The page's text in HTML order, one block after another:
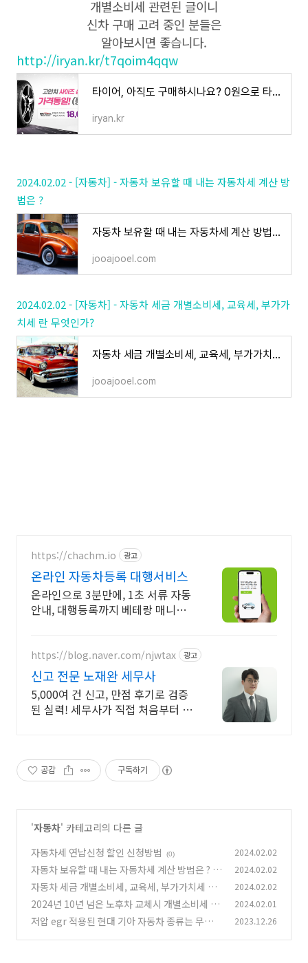
개별소비세 관련된 글이니
신차 구매 고려 중인 분들은
알아보시면 좋습니다.
http://iryan.kr/t7qoim4qqw
타이어, 아직도 구매하시나요? 0원으로 타이어 렌탈 하는 법 !
iryan.kr
2024.02.02 - [자동차] - 자동차 보유할 때 내는 자동차세 계산 방
법은 ?
자동차 보유할 때 내는 자동차세 계산 방법은 ?
jooajooel.com
2024.02.02 - [자동차] - 자동차 세금 개별소비세, 교육세, 부가가
치세 란 무엇인가?
자동차 세금 개별소비세, 교육세, 부가가치세 란 무엇인가?
jooajooel.com
https://chachm.io 광고
온라인 자동차등록 대행서비스
온라인으로 3분만에, 1초 서류 자동
안내, 대행등록까지 베테랑 매니저
https://blog.naver.com/njwtax 광고
신고 전문 노재완 세무사
5,000여 건 신고, 만점 후기로 검증
된 실력! 세무사가 직접 처음부터 끝
공감 구독하기
'자동차' 카테고리의 다른 글
자동차세 연납신청 할인 신청방법
(0) 2024.02.02
자동차 보유할 때 내는 자동차세 계산 방법은 ?
(1)
2024.02.02
자동차 세금 개별소비세, 교육세, 부가가치세 란
무엇인가?
(1)
2024.02.02
2024년 10년 넘은 노후차 교체시 개별소비세 7
0% 할인 (0)
2024.02.01
저압 egr 적용된 현대 기아 자동차 종류는 무엇이
2023.12.26